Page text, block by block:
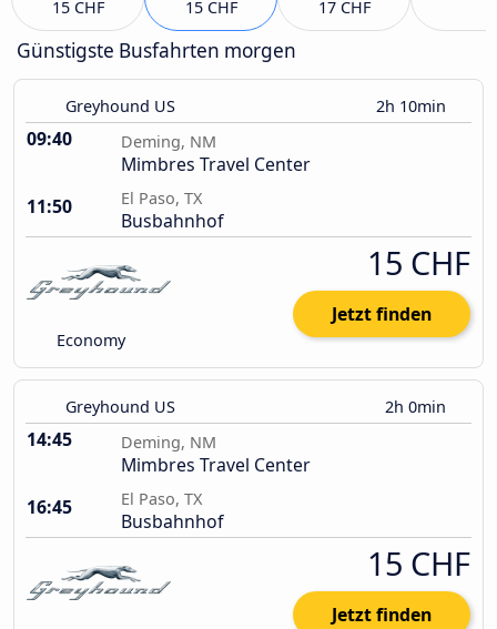
15 CHF 15 CHF 17 CHF
Günstigste Busfahrten morgen
Greyhound US 2h 10min
09:40 Deming, NM
Mimbres Travel Center
11:50
El Paso, TX
Busbahnhof
Economy
15 CHF
Jetzt finden
Greyhound US 2h 0min
14:45 Deming, NM
Mimbres Travel Center
16:45
El Paso, TX
Busbahnhof
15 CHF
Jetzt finden